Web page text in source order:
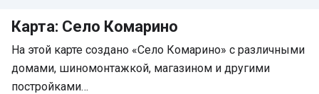
Карта: Село Комарино
На этой карте создано «Село Комарино» с различными
домами, шиномонтажкой, магазином и другими
постройками…